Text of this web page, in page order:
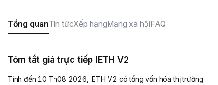
Tổng quanTin tứcXếp hạngMạng xã hộiFAQ
Tóm tắt giá trực tiếp IETH V2
Tính đến 10 Th08 2026, IETH V2 có tổng vốn hóa thị trường